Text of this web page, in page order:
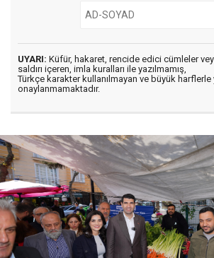
UYARI: Küfür, hakaret, rencide edici cümleler
saldırı içeren, imla kuralları ile yazılmamış,
Türkçe karakter kullanılmayan ve büyük harflerle
onaylanmamaktadır.